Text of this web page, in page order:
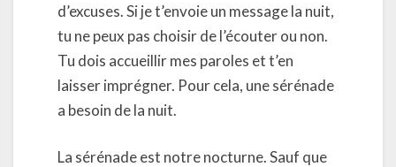
d’excuses. Si je t’envoie un message la nuit,
tu ne peux pas choisir de l’écouter ou non.
Tu dois accueillir mes paroles et t’en
laisser imprégner. Pour cela, une sérénade
a besoin de la nuit.
La sérénade est notre nocturne. Sauf que